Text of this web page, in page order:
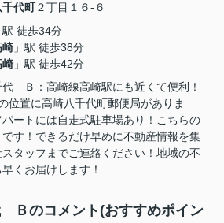
千代町２丁目１６-６
駅 徒歩34分
崎 」駅 徒歩38分
崎 」駅 徒歩42分
代 Ｂ：高崎線高崎駅にも近くて便利！
位置に高崎八千代町郵便局がありま
ートには自走式駐車場あり！こちらの
す！できるだけ早めに不動産情報を集
タッフまでご連絡ください！地域の不
くお届けします！
Ｂのコメント(おすすめポイン